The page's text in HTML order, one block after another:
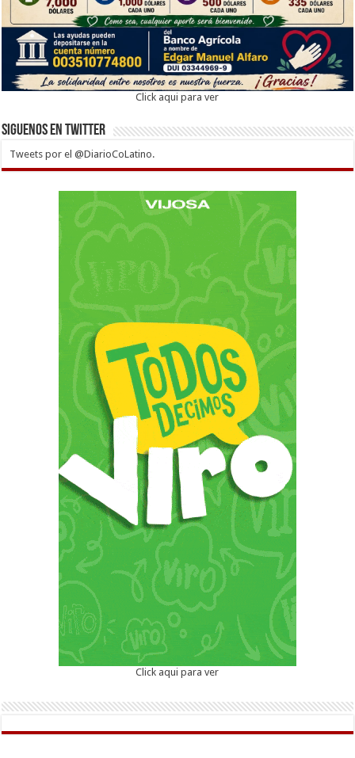
Click aqui para ver
Siguenos en twitter
Tweets por el @DiarioCoLatino.
Click aqui para ver